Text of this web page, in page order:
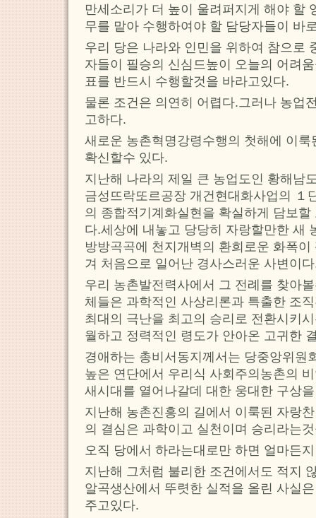
만세소리가 더 높이 울려퍼지게 해야 할
무를 맡아 수행하여야 할 담당자들이 바
우리 당은 나라와 인민을 위하여 참으로
자들이 필승의 신심드높이 오늘의 어려
표를 반드시 수행할것을 바라고있다.
물론 조건은 의연히 어렵다.그러나 농업
고하다.
새로운 농촌혁명강령수행의 첫해에 이
확신할수 있다.
지난해 나라의 제일 큰 농업도인 황해남
금성뜨락또르공장 개건현대화사업의 １
의 종합적기계화실현을 확실하게 담보
다.세상에 내놓고 당당히 자랑할만한 새
방방곡곡에 천지개벽의 환희로운 화폭
겨 처음으로 일어난 경사스러운 사변이
우리 농촌발전력사에서 그 전례를 찾아
체들은 과학적인 사상리론과 특출한 조
최대의 극난을 최고의 승리로 전환시키
월하고 정력적인 령도가 안아온 고귀한
경애하는 총비서동지께서는 당중앙위원
높은 연단에서 우리식 사회주의농촌의
새시대를 열어나갈데 대한 웅대한 구상
지난해 농촌진흥의 길에서 이룩된 자랑
의 결심은 과학이고 실천이며 승리라는
오직 당에서 하라는대로만 하면 얼마든
지난해 그처럼 불리한 조건에서도 적지
알곡생산에서 뚜렷한 실적을 올린 사실
주고있다.